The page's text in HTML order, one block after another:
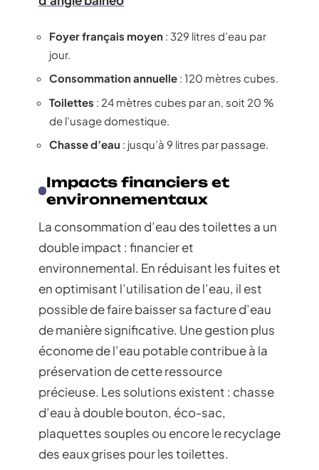
Foyer français moyen : 329 litres d’eau par
jour.
Consommation annuelle : 120 mètres cubes.
Toilettes : 24 mètres cubes par an, soit 20 %
de l’usage domestique.
Chasse d’eau : jusqu’à 9 litres par passage.
Impacts financiers et
environnementaux
La consommation d’eau des toilettes a un
double impact : financier et
environnemental. En réduisant les fuites et
en optimisant l’utilisation de l’eau, il est
possible de faire baisser sa facture d’eau
de manière significative. Une gestion plus
économe de l’eau potable contribue à la
préservation de cette ressource
précieuse. Les solutions existent : chasse
d’eau à double bouton, éco-sac,
plaquettes souples ou encore le recyclage
des eaux grises pour les toilettes.